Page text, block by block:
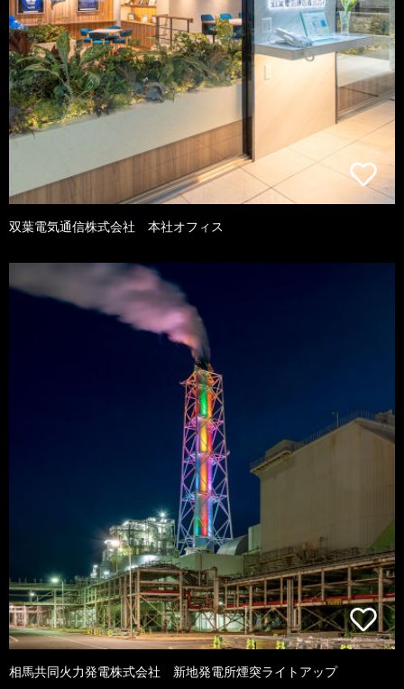
双葉電気通信株式会社 本社オフィス
相馬共同火力発電株式会社 新地発電所煙突ライトアップ